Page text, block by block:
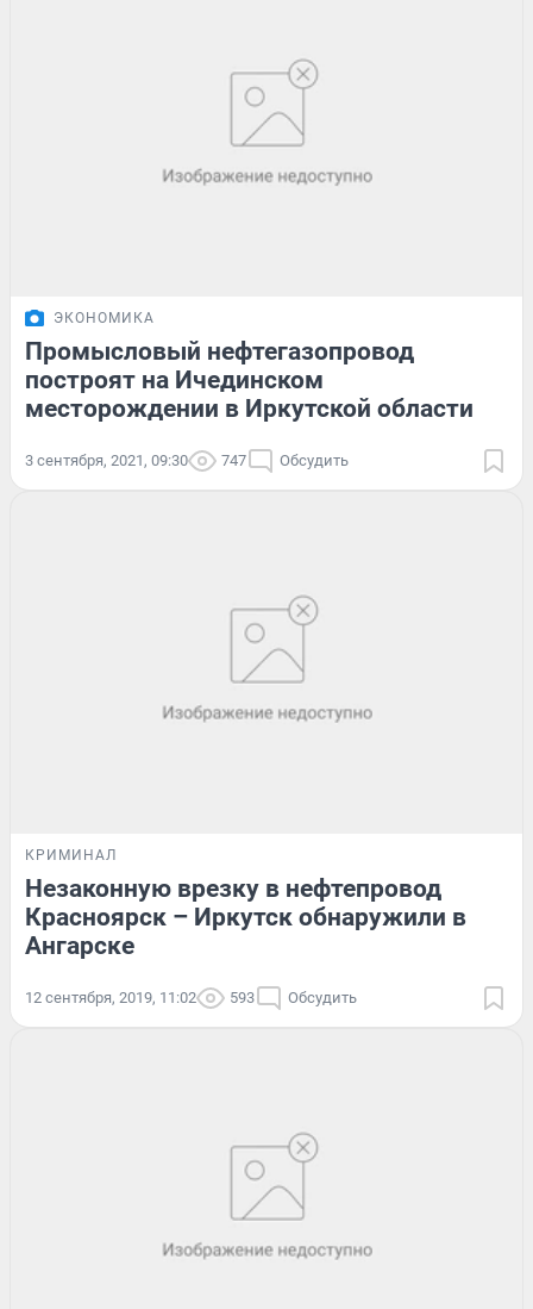
ЭКОНОМИКА
Промысловый нефтегазопровод
построят на Ичединском
месторождении в Иркутской области
3 сентября, 2021, 09:30 747 Обсудить
КРИМИНАЛ
Незаконную врезку в нефтепровод
Красноярск – Иркутск обнаружили в
Ангарске
12 сентября, 2019, 11:02 593 Обсудить